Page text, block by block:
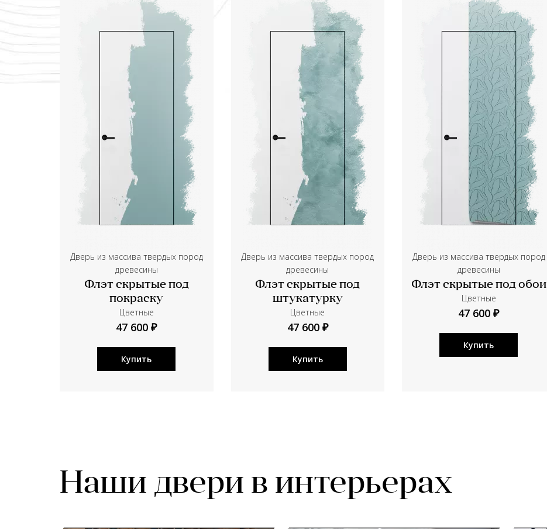
Дверь из массива твердых пород
древесины
Флэт скрытые под
покраску
Цветные
47 600 ₽
Купить
Дверь из массива твердых пород
древесины
Флэт скрытые под
штукатурку
Цветные
47 600 ₽
Купить
Дверь из массива твердых пород
древесины
Флэт скрытые под обои
Цветные
47 600 ₽
Купить
Наши двери в интерьерах